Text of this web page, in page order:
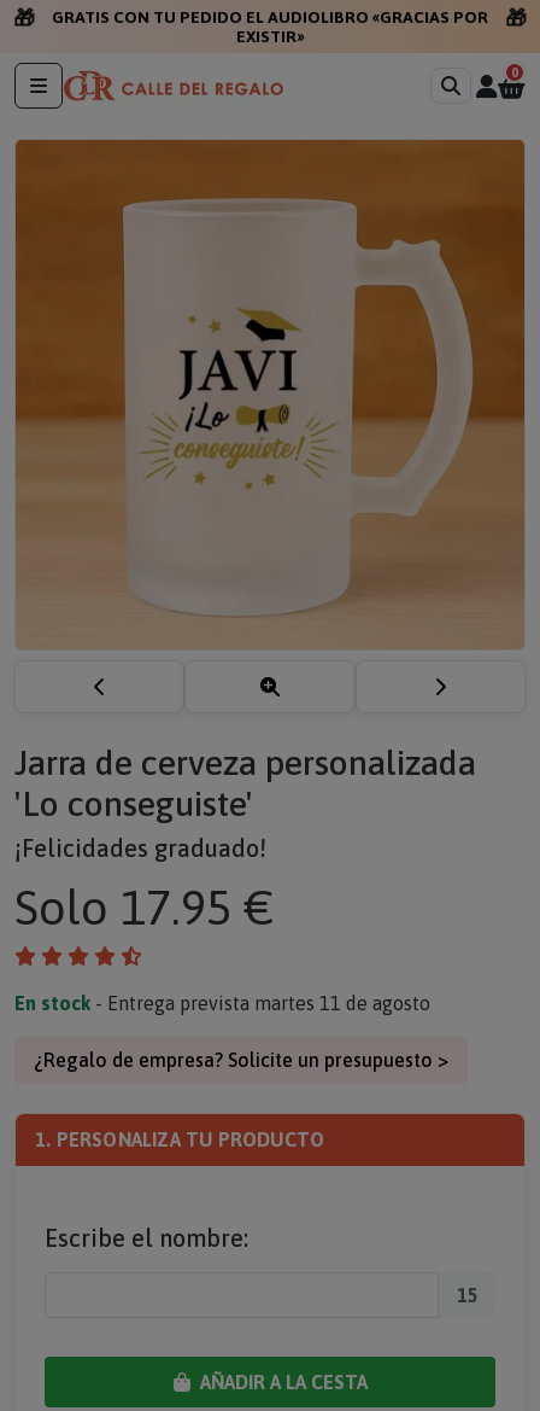
🎁
GRATIS CON TU PEDIDO EL AUDIOLIBRO «GRACIAS POR
EXISTIR»
🎁
0
Jarra de cerveza personalizada
'Lo conseguiste'
¡Felicidades graduado!
Solo 17.95 €
En stock - Entrega prevista martes 11 de agosto
¿Regalo de empresa? Solicite un presupuesto >
1. PERSONALIZA TU PRODUCTO
Escribe el nombre:
15
AÑADIR A LA CESTA